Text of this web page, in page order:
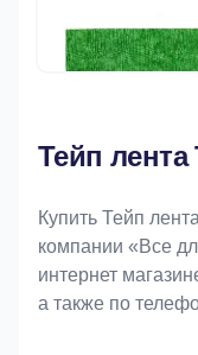
Тейп
Купить Тейп
компании «Bce
интернет
а также по